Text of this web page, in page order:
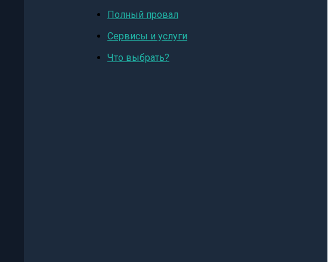
Полный провал
Сервисы и услуги
Что выбрать?